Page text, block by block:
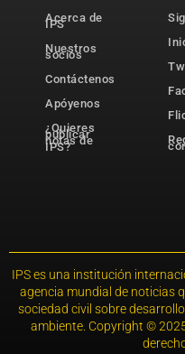
Acerca de
IPS
Nuestros
socios
Contáctenos
Apóyenos
¿Quieres
publicar
notas de
IPS?
IPS es una institución
agencia mundial de noticias
sociedad civil sobre
ambiente. Copyright ©